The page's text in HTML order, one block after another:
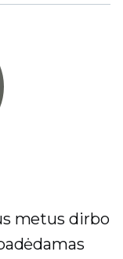
metus dirbo